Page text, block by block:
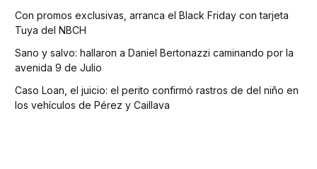
Con promos exclusivas, arranca el Black Friday con tarjeta
Tuya del NBCH
Sano y salvo: hallaron a Daniel Bertonazzi caminando por la
avenida 9 de Julio
Caso Loan, el juicio: el perito confirmó rastros de del niño en
los vehículos de Pérez y Caillava